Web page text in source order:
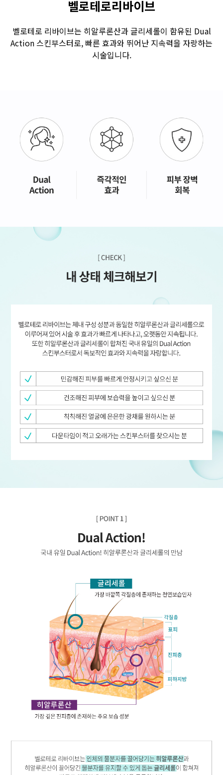
천안점 대전점
GYEONGSANG-DO
대구점 부산점 창원점
벨로테로리바이브
벨로테로 리바이브는 히알루론산과 글리세롤이 함유된 Dual
Action 스킨부스터로, 빠른 효과와 뛰어난 지속력을 자랑하는
시술입니다.